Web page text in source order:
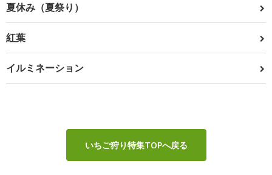
夏休み（夏祭り）
紅葉
イルミネーション
いちご狩り特集TOPへ戻る